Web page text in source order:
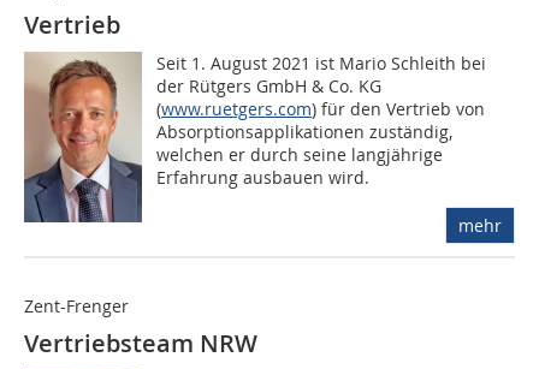
Vertrieb
Seit 1. August 2021 ist Mario Schleith bei
der Rütgers GmbH & Co. KG
(www.ruetgers.com) für den Vertrieb von
Absorptionsapplikationen zuständig,
welchen er durch seine langjährige
Erfahrung ausbauen wird.
mehr
Zent-Frenger
Vertriebsteam NRW